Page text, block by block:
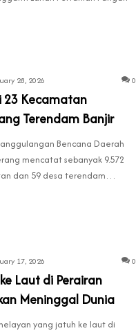
28, 2026 0
23 Kecamatan
Terendam Banjir
Bencana Daerah
mencatat sebanyak 9.572
dan 59 desa terendam…
17, 2026 0
Laut di Perairan
Meninggal Dunia
yang jatuh ke laut di